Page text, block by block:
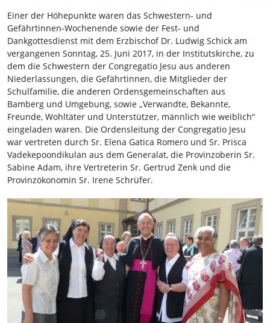
Einer der Höhepunkte waren das Schwestern- und
Gefährtinnen-Wochenende sowie der Fest- und
Dankgottesdienst mit dem Erzbischof Dr. Ludwig Schick am
vergangenen Sonntag, 25. Juni 2017, in der Institutskirche, zu
dem die Schwestern der Congregatio Jesu aus anderen
Niederlassungen, die Gefährtinnen, die Mitglieder der
Schulfamilie, die anderen Ordensgemeinschaften aus
Bamberg und Umgebung, sowie „Verwandte, Bekannte,
Freunde, Wohltäter und Unterstützer, männlich wie weiblich“
eingeladen waren. Die Ordensleitung der Congregatio Jesu
war vertreten durch Sr. Elena Gatica Romero und Sr. Prisca
Vadekepoondikulan aus dem Generalat, die Provinzoberin Sr.
Sabine Adam, ihre Vertreterin Sr. Gertrud Zenk und die
Provinzökonomin Sr. Irene Schrüfer.